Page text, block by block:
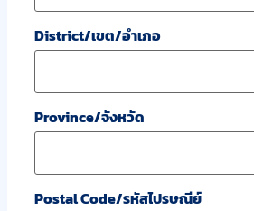
District/เขต/อำเภอ
Province/จังหวัด
Postal Code/รหัสไปรษณีย์